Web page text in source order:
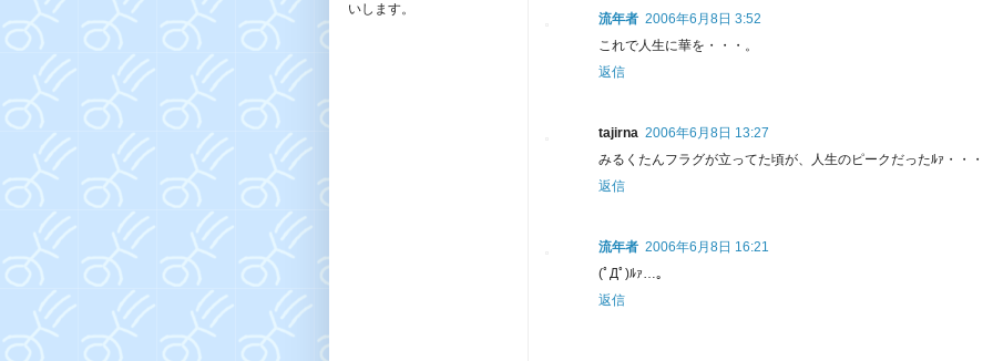
流年者 2006年6月8日 3:52
これで人生に華を・・・。
返信
tajirna 2006年6月8日 13:27
みるくたんフラグが立ってた頃が、人生のピークだったﾙｧ・・・
返信
流年者 2006年6月8日 16:21
(ﾟДﾟ)ﾙｧ…。
返信
いします。